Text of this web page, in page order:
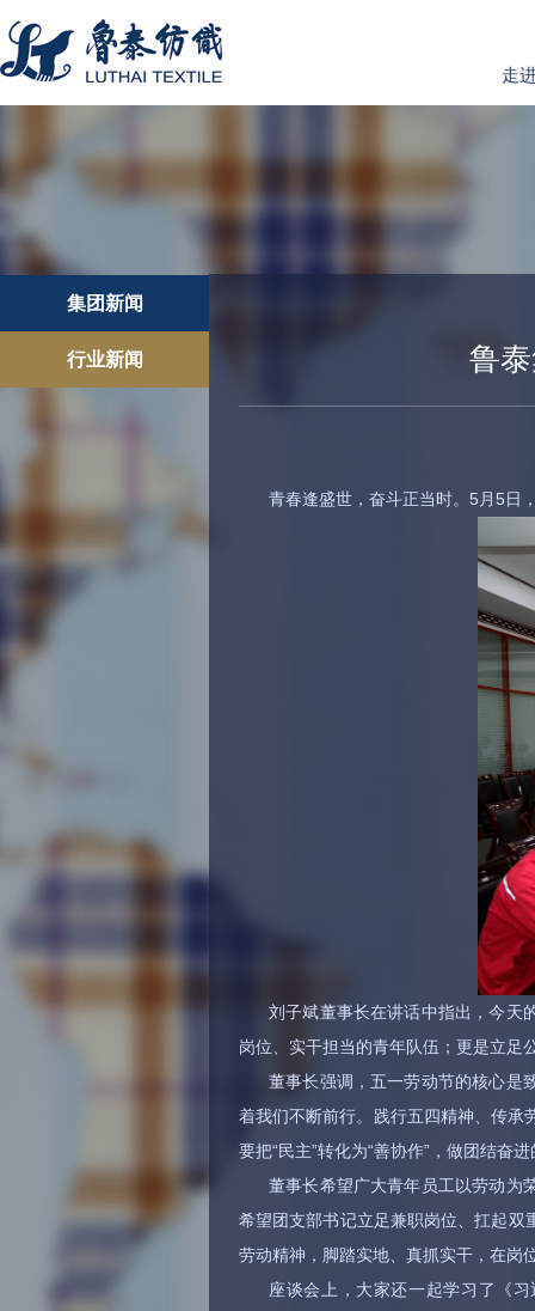
走
集团新闻
行业新闻 鲁
青春逢盛世，奋斗正当时。5月5日
刘子斌董事长在讲话中指出，今天
岗位、实干担当的青年队伍；更是立足
董事长强调，五一劳动节的核心是
着我们不断前行。践行五四精神、传承
要把“民主”转化为“善协作”，做团结奋
董事长希望广大青年员工以劳动为
希望团支部书记立足兼职岗位、扛起双
劳动精神，脚踏实地、真抓实干，在岗
座谈会上，大家还一起学习了《